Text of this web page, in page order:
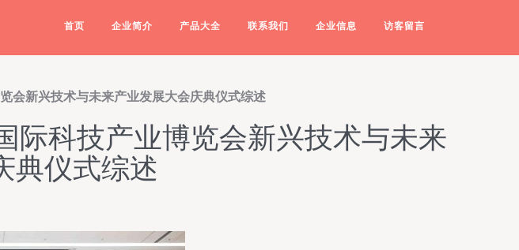
首页 企业简介 产品大全 联系我们 企业信息 访客留言
会新兴技术与未来产业发展大会庆典仪式综述
际科技产业博览会新兴技术与未来
典仪式综述